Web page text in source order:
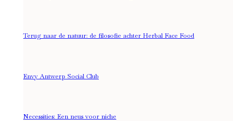
Terug naar de natuur: de filosofie achter Herbal Face Food
Envy Antwerp Social Club
Necessities: Een neus voor niche